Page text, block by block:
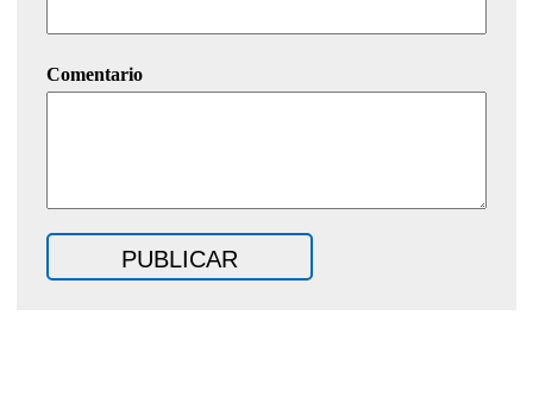
Comentario